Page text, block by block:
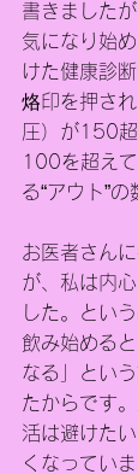
書きました
気になり始
けた健康診
烙印を押さ
圧）が150
100を超え
る“アウト”の
お医者さん
が、私は内
した。とい
飲み始める
なる」とい
たからです
活は避けた
くなっていま